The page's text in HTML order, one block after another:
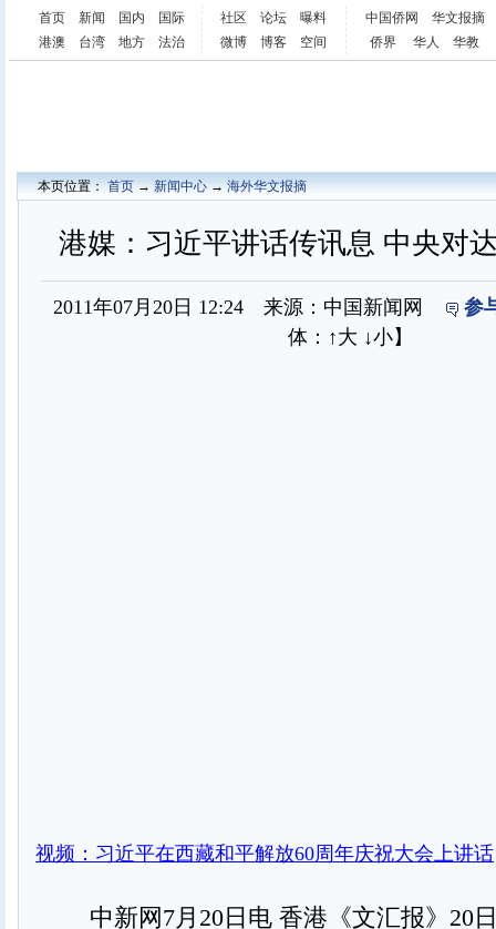
首页 新闻 国内
国际
港澳
台湾 地方 法治
社区 论坛
曝料
微博
博客 空间
中国侨网
华文报摘
侨界
华人 华教
本页位置：首页→新闻中心→海外华文报摘
港媒：习近平讲话传讯息 中央对
2011年07月20日 12:24 来源：中国新闻网
参
体： ↑大 ↓小】
视频：习近平在西藏和平解放60周年庆祝大会上讲话
中新网7月20日电 香港《文汇报》20